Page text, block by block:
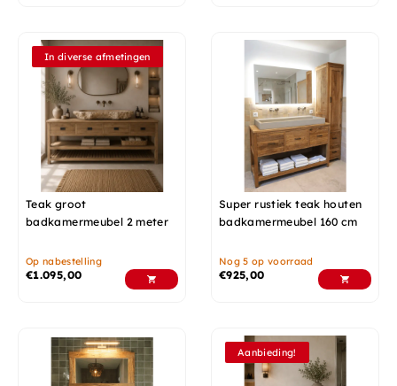
In diverse afmetingen
Teak groot
badkamermeubel 2 meter
Op nabestelling
€1.095,00
Super rustiek teak houten
badkamermeubel 160 cm
Nog 5 op voorraad
€925,00
Aanbieding!